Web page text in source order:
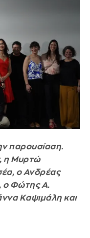
παρουσίαση.
η Μυρτώ
ο Ανδρέας
ο Φώτης Α.
Καψιμάλη και